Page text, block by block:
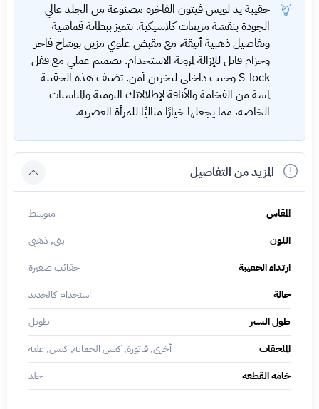
حقيبة يد لويس فيتون الفاخرة مصنوعة من الجلد عالي
الجودة بنقشة مربعات كلاسيكية. تتميز ببطانة قماشية
وتفاصيل ذهبية أنيقة، مع مقبض علوي مزين بوشاح فاخر
وحزام قابل للإزالة لمرونة الاستخدام. تصميم عملي مع قفل
S-lock وجيب داخلي لتخزين آمن. تضيف هذه الحقيبة
لمسة من الفخامة والأناقة لإطلالاتك اليومية والمناسبات
الخاصة، مما يجعلها خيارًا مثاليًا للمرأة العصرية.
المزيد من التفاصيل
المقاس
متوسط
اللون
بني, ذهبي
ارتداء الحقيبة
حقائب صغيرة
حالة
استخدام كالجديد
طول السير
طويل
الملحقات
أخرى, فاتورة, كيس الحماية, كيس, علبة
خامة القطعة
جلد